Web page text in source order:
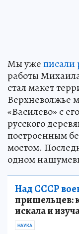
Мы ужеписали
работы
стал макет
Верхневолжье
«Василево» с
русского
построенным
мостом.
одном
Над СССР
пришельцев:
искала и
НАУКА